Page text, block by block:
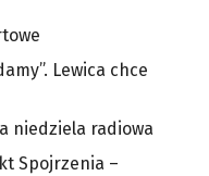
Lewica chce
niedziela radiowa
Spojrzenia –